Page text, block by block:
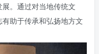
。通过对当地传统文
助于传承和弘扬地方文